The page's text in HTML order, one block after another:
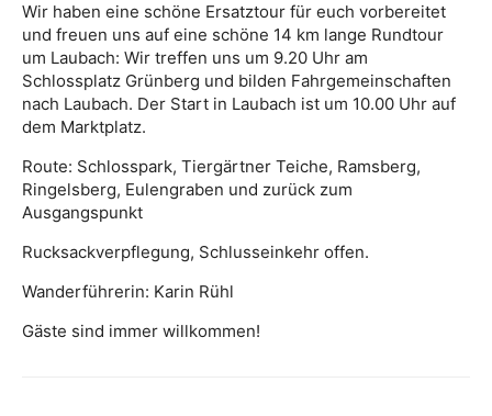
Wir haben eine schöne Ersatztour für euch vorbereitet
und freuen uns auf eine schöne 14 km lange Rundtour
um Laubach: Wir treffen uns um 9.20 Uhr am
Schlossplatz Grünberg und bilden Fahrgemeinschaften
nach Laubach. Der Start in Laubach ist um 10.00 Uhr auf
dem Marktplatz.
Route: Schlosspark, Tiergärtner Teiche, Ramsberg,
Ringelsberg, Eulengraben und zurück zum
Ausgangspunkt
Rucksackverpflegung, Schlusseinkehr offen.
Wanderführerin: Karin Rühl
Gäste sind immer willkommen!